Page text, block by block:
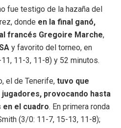
fue testigo de la hazaña del
donde en la final ganó,
francés Gregoire Marche,
y favorito del torneo, en
11-3, 11-8) y 52 minutos.
el de Tenerife, tuvo que
provocando hasta
el cuadro. En primera ronda
(3/0: 11-7, 15-13, 11-8);